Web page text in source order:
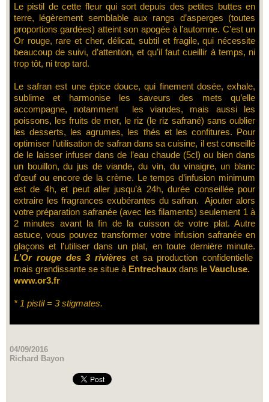
Le pistil de cette fleur qui sort depuis des petites buttes en
terre, légèrement semblable aux rangs d’asperges (toutes
proportions gardées) atteint son apogée à l’automne. C’est un
Or rouge, rare et cher, délicat, subtil et fragile, qui nécessite
beaucoup de suivi, d’attention, et qu’il faut cueillir à temps, ni
trop tôt, ni trop tard.
Le safran est une épice douce, qui finement dosée, exhale,
sublime et harmonise les saveurs des mets qu’elle
accompagne, notamment les viandes, mais aussi les
poissons, les fruits de mer, le riz (le riz safrané) sans oublier
les desserts, les agrumes, les thés et les confitures. Pour
optimiser l’utilisation de safran dans sa cuisine, il est conseillé
de le laisser infuser dans de l’eau chaude (5cl) ou bien dans
un bouillon, du jus de viande, du vin, du vinaigre, un blanc
d’œuf ou encore de la crème. Le temps d’infusion minimum
est de 4h, et peut aller jusqu’à 24h, durée conseillée pour
extraire les fragrances exubérantes du safran. Ajouter alors
votre préparation safranée (avec les filaments) seulement 1 à
2 minutes avant la fin de la cuisson de votre plat. Autre
astuce, vous pouvez transformer votre infusion safranée en
glaçons et l’utiliser dans un plat, en toute dernière minute.
L’Or rouge des 3 rivières et sa production confidentielle
mais grandissante se situe à Entrechaux dans le Vaucluse.
www.or3.fr
* 1 pistil = 3 stigmates.
04/09/2016
Richard Bayon